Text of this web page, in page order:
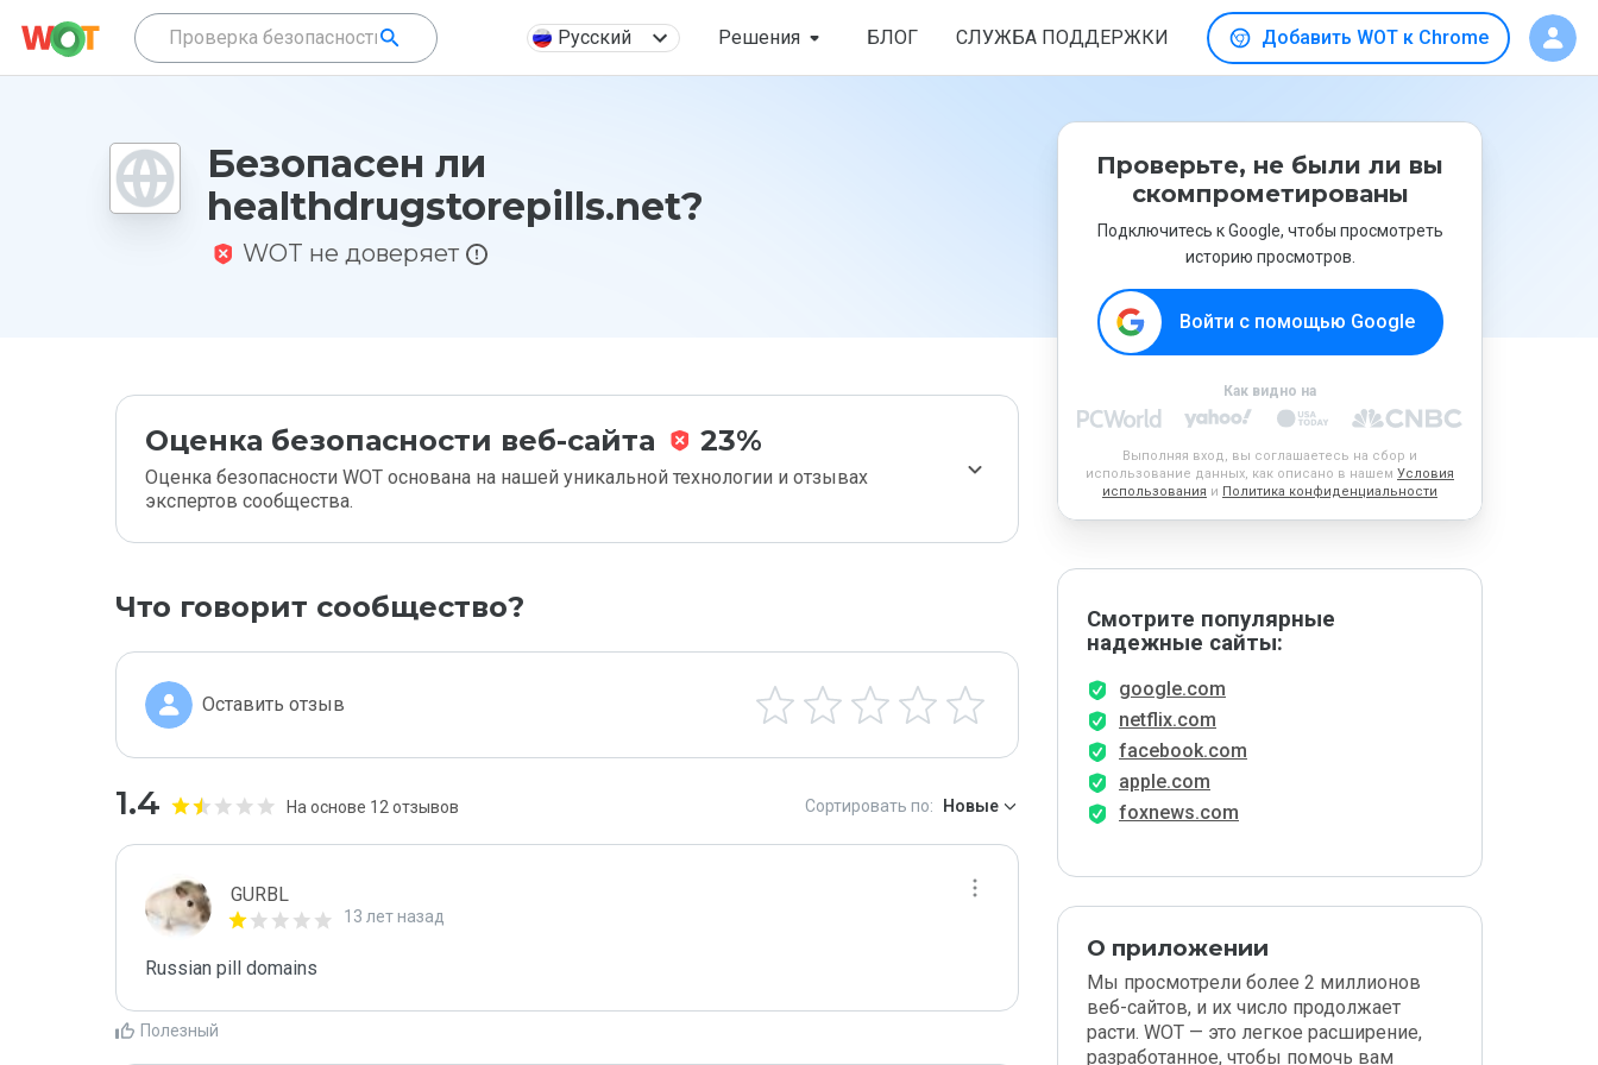
Русский Решения БЛОГ СЛУЖБА ПОДДЕРЖКИ Добавить WOT к Chrome
Безопасен ли
healthdrugstorepills.net?
WOT не доверяет
Оценка безопасности веб-сайта 23%
Оценка безопасности WOT основана на нашей уникальной технологии и отзывах
экспертов сообщества.
Что говорит сообщество?
Оставить отзыв
1.4 На основе 12 отзывов Сортировать по: Новые
GURBL
13 лет назад
Russian pill domains
Полезный
Проверьте, не были ли вы
скомпрометированы
Подключитесь к Google, чтобы просмотреть
историю просмотров.
Войти с помощью Google
Как видно на
Выполняя вход, вы соглашаетесь на сбор и
использование данных, как описано в нашем Условия
использования и Политика конфиденциальности
Смотрите популярные
надежные сайты:
google.com
netflix.com
facebook.com
apple.com
foxnews.com
О приложении
Мы просмотрели более 2 миллионов
веб-сайтов, и их число продолжает
расти. WOT — это легкое расширение,
разработанное, чтобы помочь вам